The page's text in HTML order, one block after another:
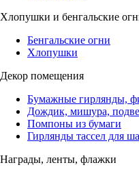
Хлопушки и бенгальские
Бенгальские огни
Хлопушки
Декор помещения
Бумажные гирлянды,
Дождик, мишура,
Помпоны из бумаги
Гирлянды тассел для
Награды, ленты, флажки